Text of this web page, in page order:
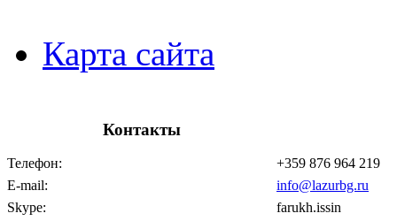
Карта сайта
Контакты
Телефон:
+359 876 964 219
E-mail:
info@lazurbg.ru
Skype:
farukh.issin